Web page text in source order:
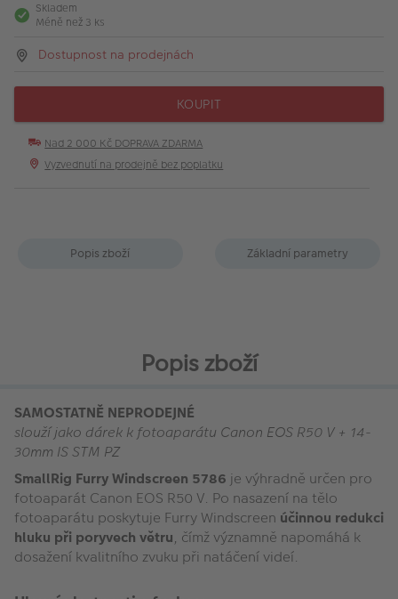
Skladem
Méně než 3 ks
Dostupnost na prodejnách
KOUPIT
Nad 2 000 Kč DOPRAVA ZDARMA
Vyzvednutí na prodejně bez poplatku
Popis zboží Základní parametry
Popis zboží
SAMOSTATNĚ NEPRODEJNÉ
slouží jako dárek k fotoaparátu Canon EOS R50 V + 14-
30mm IS STM PZ
SmallRig Furry Windscreen 5786 je výhradně určen pro
fotoaparát Canon EOS R50 V. Po nasazení na tělo
fotoaparátu poskytuje Furry Windscreen účinnou redukci
hluku při poryvech větru, čímž významně napomáhá k
dosažení kvalitního zvuku při natáčení videí.